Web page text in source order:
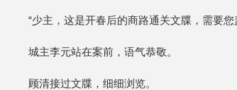
“少主，这是开春后的商路通关文牒，需要您
城主李元站在案前，语气恭敬。
顾清接过文牒，细细浏览。